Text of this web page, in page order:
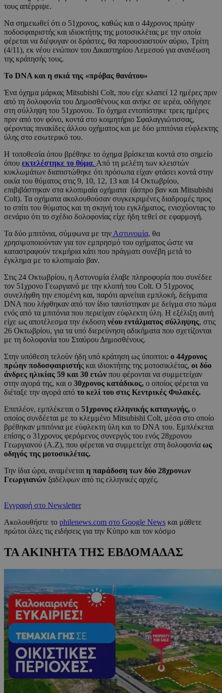
τους απέρριψε.
Να σημειωθεί ότι ο 51χρονος, καθώς και ο 44χρονος πρώην
ποδοσφαιριστής και ιδιοκτήτης της μοτοσικλέτας με την οποία
φέρεται να διέφυγαν οι δράστες, θα παρουσιαστούν αύριο, Τρίτη
(4/11), εκ νέου ενώπιον του Δικαστηρίου Λεμεσού για ανανέωση
της κράτησής τους.
Το DNA και η σκιά της «πρόβας θανάτου»
Ένα όχημα μάρκας Mitsubishi Colt, που είχε κλαπεί 12 ημέρες πριν
από τη δολοφονία του Δημοσθένους και ανήκε σε ιερέα, οδήγησε
στη σύλληψη του 51χρονου. Το όχημα εντοπίστηκε τρεις ημέρες
πριν από τον φόνο, κοντά στο κοιμητήριο Σφαλαγγιώτισσας,
φέροντας πινακίδες άλλου οχήματος και με δύο μπιτόνια εύφλεκτης
ύλης στο εσωτερικό του.
Η τοποθεσία όπου βρέθηκε το όχημα βρίσκεται κοντά στο σημείο
όπου εκτελέστηκε το θύμα. Από τη μελέτη των κλειστών
κυκλωμάτων διαπιστώθηκε ότι πρόσωπα είχαν φτάσει κοντά στην
οικία του θύματος στις 9, 10, 12, 13 και 14 Οκτωβρίου,
επιβιβάστηκαν στα κλοπιμαία οχήματα (άσπρο βαν και Mitsubishi
Colt). Τα οχήματα ακολουθούσαν συγκεκριμένες διαδρομές προς
το σπίτι του θύματος και τη σκηνή του εγκλήματος, ενισχύοντας το
σενάριο ότι το σχέδιο δολοφονίας είχε ήδη τεθεί σε εφαρμογή.
Τα δύο μπιτόνια, σύμφωνα με την Αστυνομία, θα
χρησιμοποιούνταν για τον εμπρησμό του οχήματος ώστε να
καταστραφούν τεκμήρια κάτι που πράγματι συνέβη μετά το
έγκλημα με το κλοπιμαίο βαν.
Στις 24 Οκτωβρίου, η Αστυνομία έλαβε πληροφορία που συνέδεε
τον 51χρονο Γεωργιανό με την κλοπή του Colt. Ο 51χρονος
συνελήφθη την επομένη και, παρότι αρνείται εμπλοκή, δείγματα
DNA που λήφθηκαν από τον ίδιο ταυτίστηκαν με δείγμα στο πώμα
ενός από τα μπιτόνια που περιείχαν εύφλεκτη ύλη. Η εξέλιξη αυτή
είχε ως αποτέλεσμα την έκδοση νέου εντάλματος σύλληψης, στις
26 Οκτωβρίου, για τα υπό διερεύνηση αδικήματα που σχετίζονται
με τη δολοφονία του Σταύρου Δημοσθένους.
Στην υπόθεση τελούν ήδη υπό κράτηση ως ύποπτοι: ο 44χρονος
πρώην ποδοσφαιριστής και ιδιοκτήτης της μοτοσικλέτας, οι δύο
άνδρες ηλικίας 59 και 30 ετών που φέρονται να συμμετείχαν
στην αγορά της, και ο 30χρονος κατάδικος, ο οποίος φέρεται να
διέταξε την αγορά από το κελί του στις Κεντρικές Φυλακές.
Επιπλέον, εμπλέκεται ο 51χρονος ελληνικής καταγωγής, ο
οποίος συνδέεται με το κλεμμένο Mitsubishi Colt, μέσα στο οποίο
βρέθηκαν μπιτόνια με εύφλεκτη ύλη και το DNA του. Εμπλέκεται
επίσης ο 31χρονος φερόμενος συνεργός του ενός 28χρονου
Γεωργιανού (Α.Ζ), που φέρεται να συμμετείχε στη δολοφονία ως
οδηγός της μοτοσικλέτας.
Την ίδια ώρα, αναμένεται η παράδοση των δύο 28χρονων
Γεωργιανών ξαδέλφων από τις ελληνικές αρχές.
Εγγραφή στο Newsletter
Ακολουθήστε το philenews.com στο Google News και μάθετε
πρώτοι όλες τις ειδήσεις για την Κύπρο και τον κόσμο
ΤΑ ΑΚΙΝΗΤΑ ΤΗΣ ΕΒΔΟΜΑΔΑΣ